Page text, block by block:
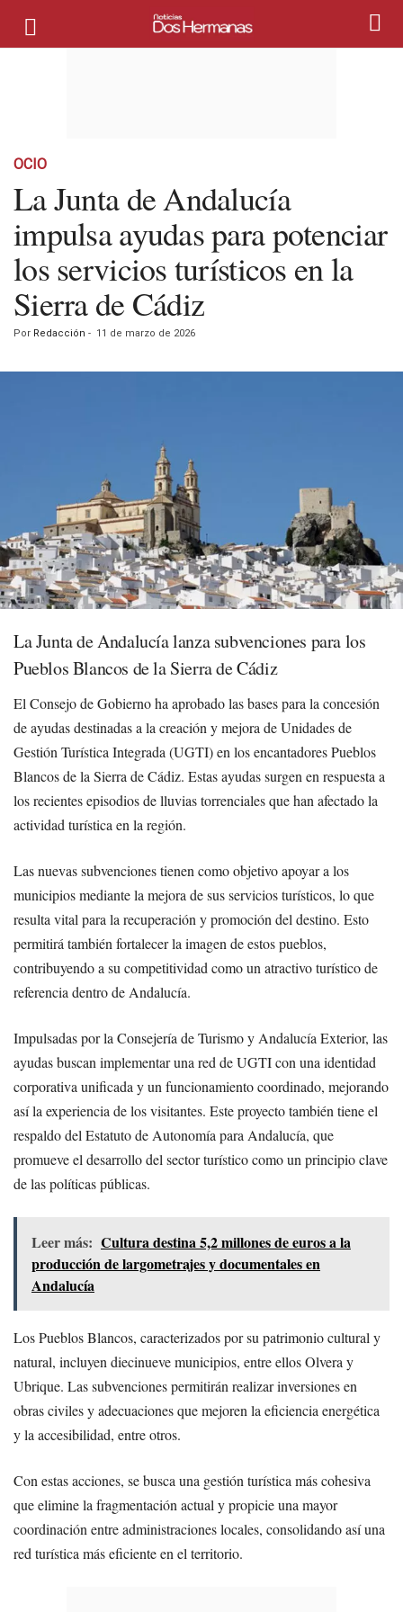
OCIO
La Junta de Andalucía
impulsa ayudas para potenciar
los servicios turísticos en la
Sierra de Cádiz
Por Redacción - 11 de marzo de 2026
La Junta de Andalucía lanza subvenciones para los
Pueblos Blancos de la Sierra de Cádiz
El Consejo de Gobierno ha aprobado las bases para la concesión
de ayudas destinadas a la creación y mejora de Unidades de
Gestión Turística Integrada (UGTI) en los encantadores Pueblos
Blancos de la Sierra de Cádiz. Estas ayudas surgen en respuesta a
los recientes episodios de lluvias torrenciales que han afectado la
actividad turística en la región.
Las nuevas subvenciones tienen como objetivo apoyar a los
municipios mediante la mejora de sus servicios turísticos, lo que
resulta vital para la recuperación y promoción del destino. Esto
permitirá también fortalecer la imagen de estos pueblos,
contribuyendo a su competitividad como un atractivo turístico de
referencia dentro de Andalucía.
Impulsadas por la Consejería de Turismo y Andalucía Exterior, las
ayudas buscan implementar una red de UGTI con una identidad
corporativa unificada y un funcionamiento coordinado, mejorando
así la experiencia de los visitantes. Este proyecto también tiene el
respaldo del Estatuto de Autonomía para Andalucía, que
promueve el desarrollo del sector turístico como un principio clave
de las políticas públicas.
Leer más: Cultura destina 5,2 millones de euros a la
producción de largometrajes y documentales en
Andalucía
Los Pueblos Blancos, caracterizados por su patrimonio cultural y
natural, incluyen diecinueve municipios, entre ellos Olvera y
Ubrique. Las subvenciones permitirán realizar inversiones en
obras civiles y adecuaciones que mejoren la eficiencia energética
y la accesibilidad, entre otros.
Con estas acciones, se busca una gestión turística más cohesiva
que elimine la fragmentación actual y propicie una mayor
coordinación entre administraciones locales, consolidando así una
red turística más eficiente en el territorio.